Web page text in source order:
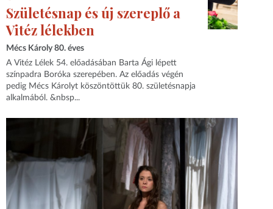
Születésnap és új szereplő a
Vitéz lélekben
Mécs Károly 80. éves
A Vitéz Lélek 54. előadásában Barta Ági lépett
színpadra Boróka szerepében. Az előadás végén
pedig Mécs Károlyt köszöntöttük 80. születésnapja
alkalmából. &nbsp...